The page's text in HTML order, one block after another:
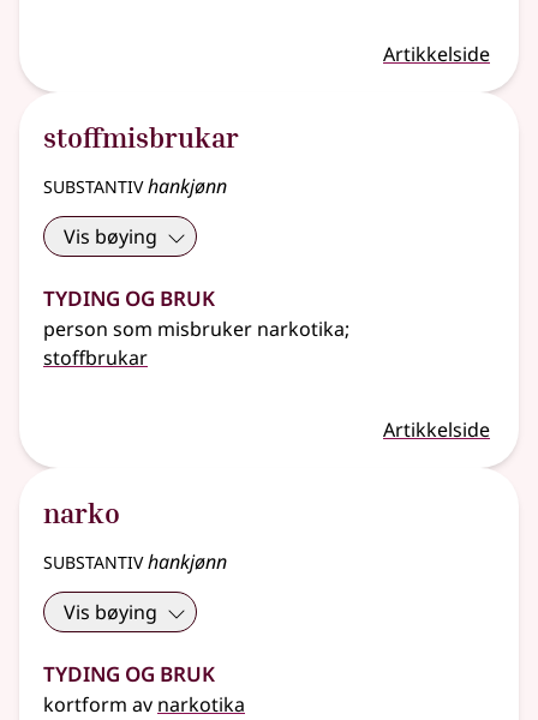
Artikkelside
stoffmisbrukar
substantivhankjønn
Vis bøying
Tyding og bruk
person som misbruker narkotika;
stoffbrukar
Artikkelside
narko
substantivhankjønn
Vis bøying
Tyding og bruk
kortform av narkotika